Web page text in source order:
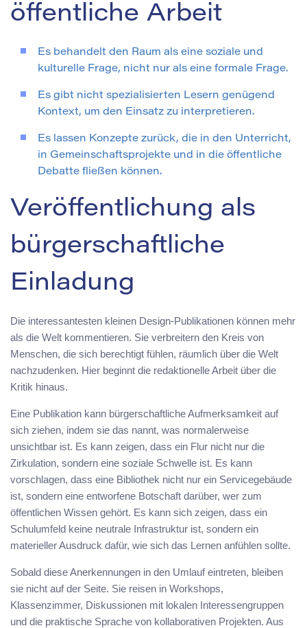
öffentliche Arbeit
Es behandelt den Raum als eine soziale und
kulturelle Frage, nicht nur als eine formale Frage.
Es gibt nicht spezialisierten Lesern genügend
Kontext, um den Einsatz zu interpretieren.
Es lassen Konzepte zurück, die in den Unterricht,
in Gemeinschaftsprojekte und in die öffentliche
Debatte fließen können.
Veröffentlichung als
bürgerschaftliche
Einladung
Die interessantesten kleinen Design-Publikationen können mehr
als die Welt kommentieren. Sie verbreitern den Kreis von
Menschen, die sich berechtigt fühlen, räumlich über die Welt
nachzudenken. Hier beginnt die redaktionelle Arbeit über die
Kritik hinaus.
Eine Publikation kann bürgerschaftliche Aufmerksamkeit auf
sich ziehen, indem sie das nannt, was normalerweise
unsichtbar ist. Es kann zeigen, dass ein Flur nicht nur die
Zirkulation, sondern eine soziale Schwelle ist. Es kann
vorschlagen, dass eine Bibliothek nicht nur ein Servicegebäude
ist, sondern eine entworfene Botschaft darüber, wer zum
öffentlichen Wissen gehört. Es kann sich zeigen, dass ein
Schulumfeld keine neutrale Infrastruktur ist, sondern ein
materieller Ausdruck dafür, wie sich das Lernen anfühlen sollte.
Sobald diese Anerkennungen in den Umlauf eintreten, bleiben
sie nicht auf der Seite. Sie reisen in Workshops,
Klassenzimmer, Diskussionen mit lokalen Interessengruppen
und die praktische Sprache von kollaborativen Projekten. Aus